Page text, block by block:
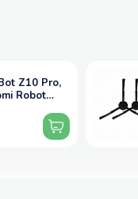
Z10 Pro,
Robot